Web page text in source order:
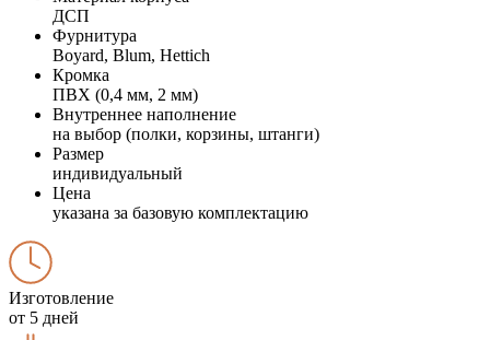
ДСП
Фурнитура
Boyard, Blum, Hettich
Кромка
ПВХ (0,4 мм, 2 мм)
Внутреннее наполнение
на выбор (полки, корзины, штанги)
Размер
индивидуальный
Цена
указана за базовую комплектацию
Изготовление
от 5 дней